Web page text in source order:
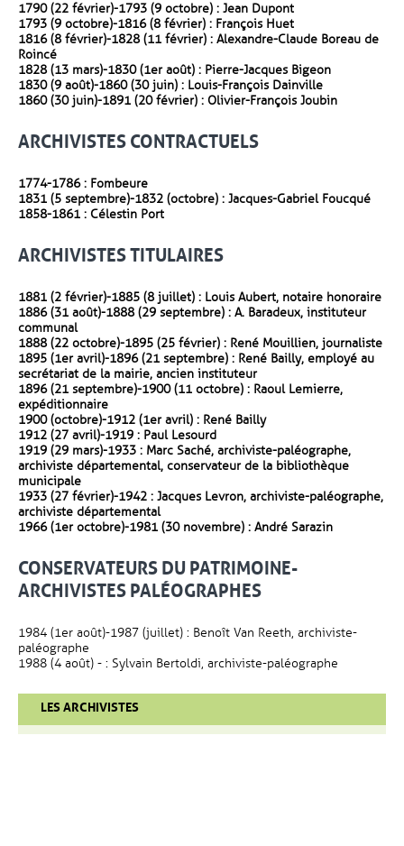
1790 (22 février)-1793 (9 octobre) : Jean Dupont
1793 (9 octobre)-1816 (8 février) : François Huet
1816 (8 février)-1828 (11 février) : Alexandre-Claude Boreau de
Roincé
1828 (13 mars)-1830 (1er août) : Pierre-Jacques Bigeon
1830 (9 août)-1860 (30 juin) : Louis-François Dainville
1860 (30 juin)-1891 (20 février) : Olivier-François Joubin
ARCHIVISTES CONTRACTUELS
1774-1786 : Fombeure
1831 (5 septembre)-1832 (octobre) : Jacques-Gabriel Foucqué
1858-1861 : Célestin Port
ARCHIVISTES TITULAIRES
1881 (2 février)-1885 (8 juillet) : Louis Aubert, notaire honoraire
1886 (31 août)-1888 (29 septembre) : A. Baradeux, instituteur
communal
1888 (22 octobre)-1895 (25 février) : René Mouillien, journaliste
1895 (1er avril)-1896 (21 septembre) : René Bailly, employé au
secrétariat de la mairie, ancien instituteur
1896 (21 septembre)-1900 (11 octobre) : Raoul Lemierre,
expéditionnaire
1900 (octobre)-1912 (1er avril) : René Bailly
1912 (27 avril)-1919 : Paul Lesourd
1919 (29 mars)-1933 : Marc Saché, archiviste-paléographe,
archiviste départemental, conservateur de la bibliothèque
municipale
1933 (27 février)-1942 : Jacques Levron, archiviste-paléographe,
archiviste départemental
1966 (1er octobre)-1981 (30 novembre) : André Sarazin
CONSERVATEURS DU PATRIMOINE-
ARCHIVISTES PALÉOGRAPHES
1984 (1er août)-1987 (juillet) : Benoît Van Reeth, archiviste-
paléographe
1988 (4 août) - : Sylvain Bertoldi, archiviste-paléographe
LES ARCHIVISTES